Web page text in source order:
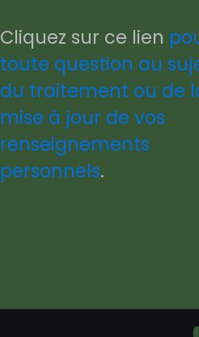
Cliquez sur ce lien
toute question au
du traitement ou de
mise à jour de vos
renseignements
personnels.